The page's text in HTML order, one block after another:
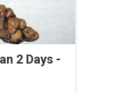
2 Days -